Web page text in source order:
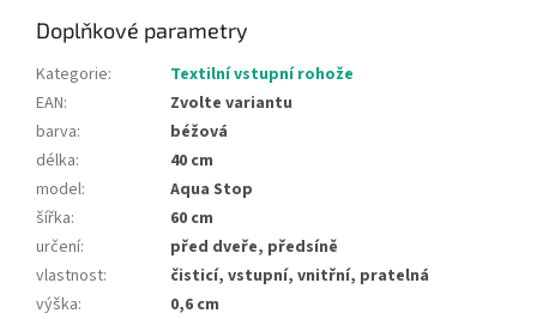
Doplňkové parametry
Kategorie:
Textilní vstupní rohože
EAN:
Zvolte variantu
barva:
béžová
délka:
40 cm
model:
Aqua Stop
šířka:
60 cm
určení:
před dveře, předsíně
vlastnost:
čisticí, vstupní, vnitřní, pratelná
výška:
0,6 cm